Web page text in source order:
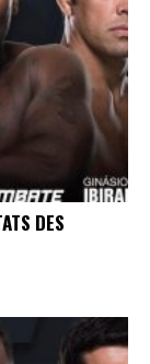
DES